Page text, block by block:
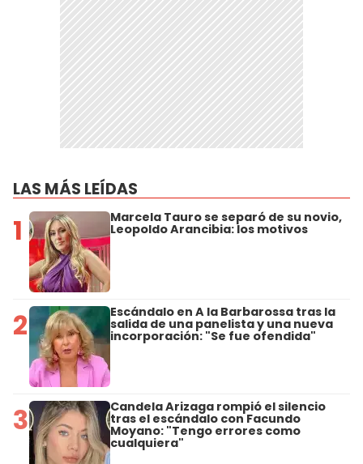
LAS MÁS LEÍDAS
1 Marcela Tauro se separó de su novio,
Leopoldo Arancibia: los motivos
2 Escándalo en A la Barbarossa tras la
salida de una panelista y una nueva
incorporación: "Se fue ofendida"
3 Candela Arizaga rompió el silencio
tras el escándalo con Facundo
Moyano: "Tengo errores como
cualquiera"